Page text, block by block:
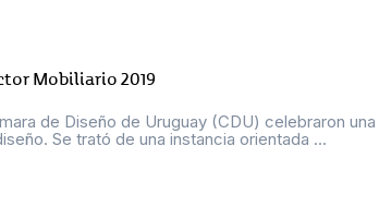
Mobiliario 2019
de Diseño de Uruguay (CDU) celebraron
Se trató de una instancia orientada ...